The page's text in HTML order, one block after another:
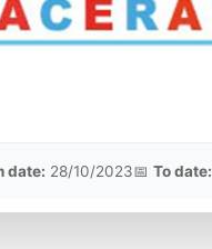
date: 28/10/2023📅 To date: